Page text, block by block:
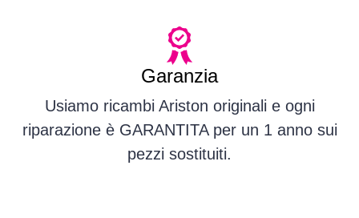
Garanzia
Usiamo ricambi Ariston originali e ogni
riparazione è GARANTITA per un 1 anno sui
pezzi sostituiti.